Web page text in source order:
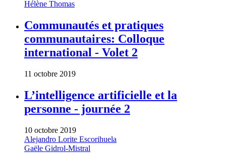
Hélène Thomas
Communautés et pratiques
communautaires: Colloque
international - Volet 2
11 octobre 2019
L’intelligence artificielle et la
personne - journée 2
10 octobre 2019
Alejandro Lorite Escorihuela
Gaële Gidrol-Mistral